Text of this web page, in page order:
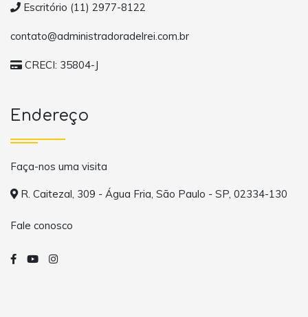
Escritório (11) 2977-8122
contato@administradoradelrei.com.br
CRECI: 35804-J
Endereço
Faça-nos uma visita
R. Caitezal, 309 - Água Fria, São Paulo - SP, 02334-130
Fale conosco